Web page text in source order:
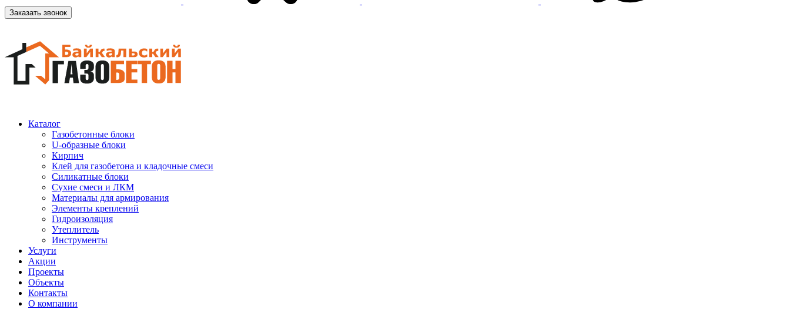
Заказать звонок
Каталог
Газобетонные блоки
U-образные блоки
Кирпич
Клей для газобетона и кладочные смеси
Силикатные блоки
Сухие смеси и ЛКМ
Материалы для армирования
Элементы креплений
Гидроизоляция
Утеплитель
Инструменты
Услуги
Акции
Проекты
Объекты
Контакты
О компании